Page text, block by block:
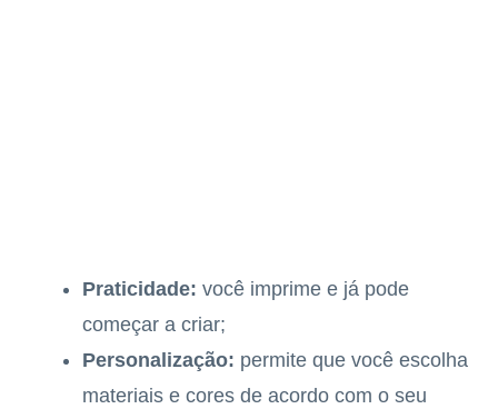
Praticidade: você imprime e já pode
começar a criar;
Personalização: permite que você escolha
materiais e cores de acordo com o seu